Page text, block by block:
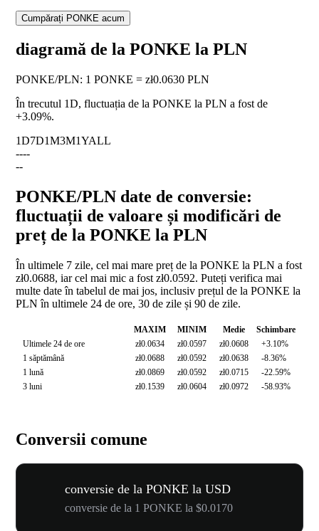
Cumpărați PONKE acum
diagramă de la PONKE la PLN
PONKE/PLN: 1 PONKE = zł0.0630 PLN
În trecutul 1D, fluctuația de la PONKE la PLN a fost de
+3.09%.
1D7D1M3M1YALL
----
--
PONKE/PLN date de conversie:
fluctuații de valoare și modificări de
preț de la PONKE la PLN
În ultimele 7 zile, cel mai mare preț de la PONKE la PLN a fost
zł0.0688, iar cel mai mic a fost zł0.0592. Puteți verifica mai
multe date în tabelul de mai jos, inclusiv prețul de la PONKE la
PLN în ultimele 24 de ore, 30 de zile și 90 de zile.
MAXIM MINIM Medie
Schimbare
Ultimele 24 de ore
zł0.0634 zł0.0597 zł0.0608
+3.10%
1 săptămână
zł0.0688 zł0.0592 zł0.0638
-8.36%
1 lună
zł0.0869 zł0.0592 zł0.0715
-22.59%
3 luni
zł0.1539 zł0.0604 zł0.0972 -58.93%
Conversii comune
conversie de la PONKE la USD
conversie de la 1 PONKE la $0.0170